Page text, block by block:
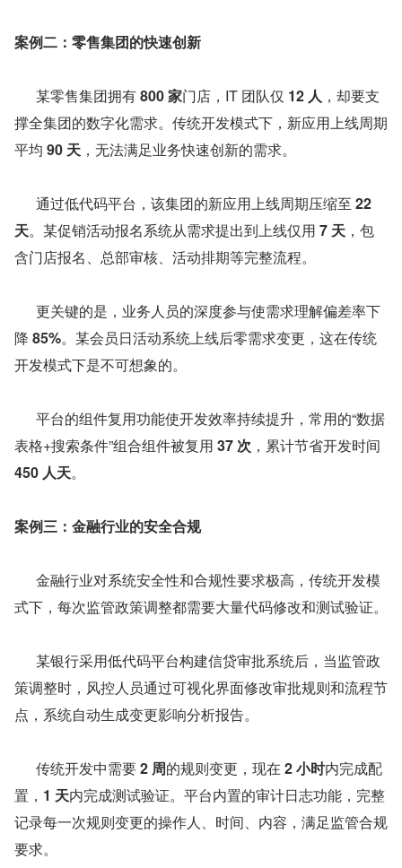
案例二：零售集团的快速创新
      某零售集团拥有
800 家门店，IT 团队仅 12 人 ，却要支
撑全集团的数字化需求。传统开发模式下，新应用上线周期
平均 90 天 ，无法满足业务快速创新的需求。
      通过低代码平台，该集团的新应用上线周期压缩至
22
天。某促销活动报名系统从需求提出到上线仅用 7 天 ，包
含门店报名、总部审核、活动排期等完整流程。
降 85%。某会员日活动系统上线后零需求变更，这在传统
开发模式下是不可想象的。
表格+搜索条件”组合组件被复用 37 次
450 人天。
案例三：金融行业的安全合规
式下，每次监管政策调整都需要大量代码修改和测试验证。
策调整时，风控人员通过可视化界面修改审批规则和流程节
点，系统自动生成变更影响分析报告。
      传统开发中需要
2 周的规则变更，现在 2 小时内完成配
置， 1 天内完成测试验证。平台内置的审计日志功能，完整
记录每一次规则变更的操作人、时间、内容，满足监管合规
要求。